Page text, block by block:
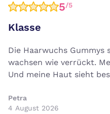
5/5
Klasse
Die Haarwuchs Gummys
wachsen wie verrückt.
Und meine Haut sieht
Petra
4 August 2026